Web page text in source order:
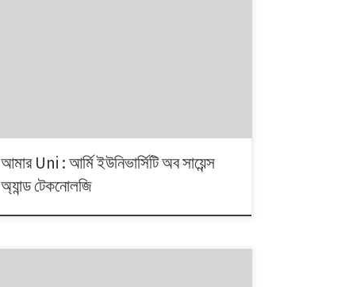
আমার Uni : আর্মি ইউনিভার্সিটি অব সায়েন্স
অ্যান্ড টেকনোলজি